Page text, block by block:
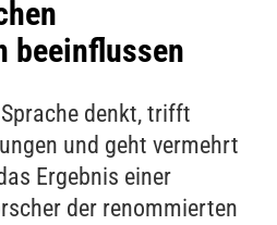
beeinflussen
denkt, trifft
und geht vermehrt
Ergebnis einer
der renommierten